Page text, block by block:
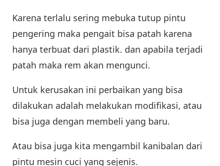
Karena terlalu sering mebuka tutup pintu
pengering maka pengait bisa patah karena
hanya terbuat dari plastik. dan apabila terjadi
patah maka rem akan mengunci.
Untuk kerusakan ini perbaikan yang bisa
dilakukan adalah melakukan modifikasi, atau
bisa juga dengan membeli yang baru.
Atau bisa juga kita mengambil kanibalan dari
pintu mesin cuci yang sejenis.